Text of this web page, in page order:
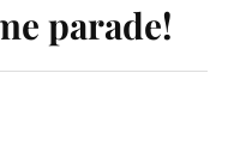
parade!